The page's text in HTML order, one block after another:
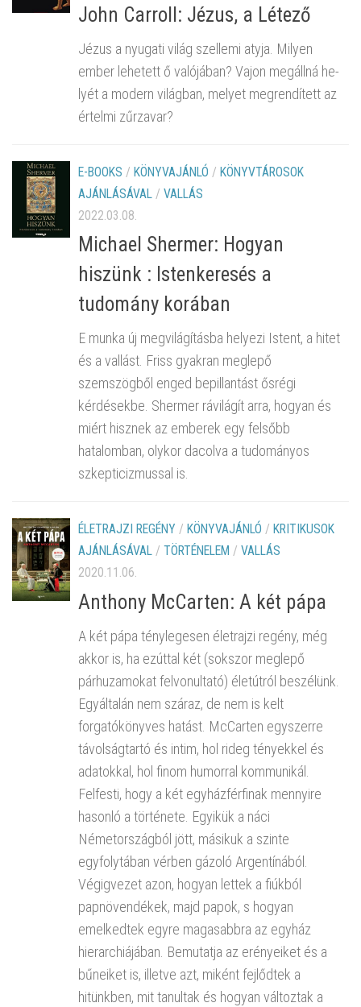
John Carroll: Jézus, a Létező
Jézus a nyu­ga­ti világ szel­le­mi atyja. Mi­lyen
ember le­he­tett ő va­ló­já­ban? Vajon meg­áll­ná he­
lyét a mo­dern vi­lág­ban, me­lyet meg­ren­dí­tett az
ér­tel­mi zűr­za­var?
E-BOOKS / KÖNYVAJÁNLÓ / KÖNYVTÁROSOK
AJÁNLÁSÁVAL / VALLÁS
2022.03.08.
Michael Shermer: Hogyan
hiszünk : Istenkeresés a
tudomány korában
E munka új megvilágításba helyezi Istent, a hitet
és a vallást. Friss gyakran meglepő
szemszögből enged bepillantást ősrégi
kérdésekbe. Shermer rávilágít arra, hogyan és
miért hisznek az emberek egy felsőbb
hatalomban, olykor dacolva a tudományos
szkepticizmussal is.
ÉLETRAJZI REGÉNY / KÖNYVAJÁNLÓ / KRITIKUSOK
AJÁNLÁSÁVAL / TÖRTÉNELEM / VALLÁS
2020.11.06.
Anthony McCarten: A két pápa
A két pápa ténylegesen életrajzi regény, még
akkor is, ha ezúttal két (sokszor meglepő
párhuzamokat felvonultató) életútról beszélünk.
Egyáltalán nem száraz, de nem is kelt
forgatókönyves hatást. McCarten egyszerre
távolságtartó és intim, hol rideg tényekkel és
adatokkal, hol finom humorral kommunikál.
Felfesti, hogy a két egyházférfinak mennyire
hasonló a története. Egyikük a náci
Németországból jött, másikuk a szinte
egyfolytában vérben gázoló Argentínából.
Végigvezet azon, hogyan lettek a fiúkból
papnövendékek, majd papok, s hogyan
emelkedtek egyre magasabbra az egyház
hierarchiájában. Bemutatja az erényeiket és a
bűneiket is, illetve azt, miként fejlődtek a
hitünkben, mit tanultak és hogyan változtak a